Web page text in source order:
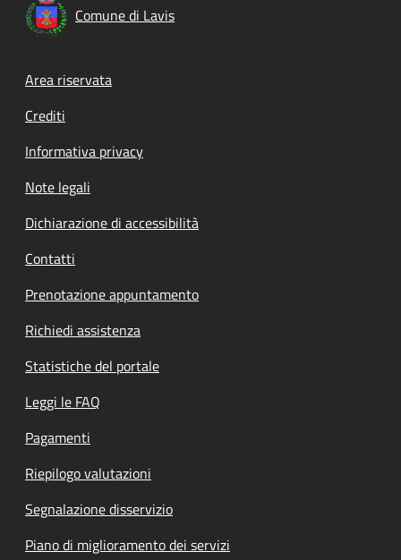
Comune di Lavis
Footer menu
Area riservata
Crediti
Informativa privacy
Note legali
Dichiarazione di accessibilità
Contatti
Prenotazione appuntamento
Richiedi assistenza
Statistiche del portale
Leggi le FAQ
Pagamenti
Riepilogo valutazioni
Segnalazione disservizio
Piano di miglioramento dei servizi